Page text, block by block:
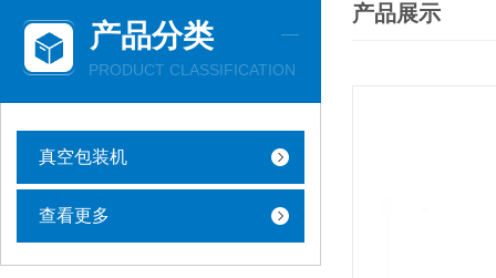
产品分类
PRODUCT CLASSIFICATION
真空包装机
查看更多
产品展示